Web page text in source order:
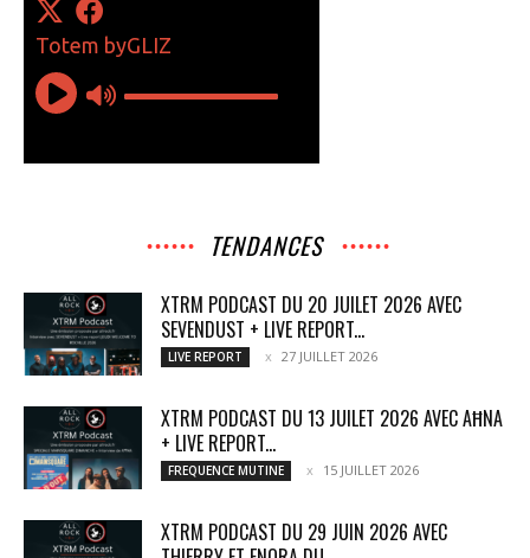
TENDANCES
XTRM PODCAST DU 20 JUILET 2026 AVEC
SEVENDUST + LIVE REPORT...
LIVE REPORT 27 JUILLET 2026
XTRM PODCAST DU 13 JUILET 2026 AVEC AĦNA
+ LIVE REPORT...
FREQUENCE MUTINE 15 JUILLET 2026
XTRM PODCAST DU 29 JUIN 2026 AVEC